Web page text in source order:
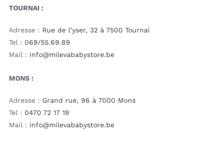
TOURNAI :
Adresse : Rue de l’yser, 32 à 7500 Tournai
Tel : 069/55.69.89
Mail : info@milevababystore.be
MONS :
Adresse : Grand rue, 96 à 7000 Mons
Tel : 0470 72 17 19
Mail : info@milevababystore.be